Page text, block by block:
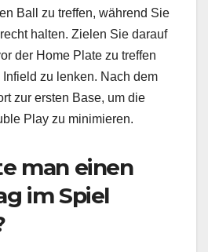
Ball zu treffen, während Sie
halten. Zielen Sie darauf
der Home Plate zu treffen
zu lenken. Nach dem
zur ersten Base, um die
Play zu minimieren.
man einen
im Spiel